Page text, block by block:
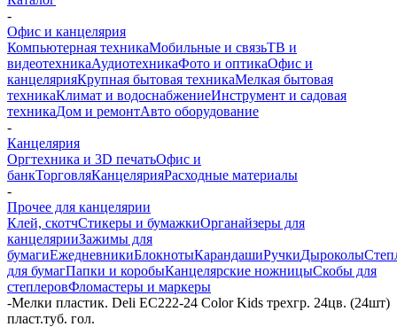
-
Офис и канцелярия
Компьютерная техникаМобильные и связьТВ и
видеотехникаАудиотехникаФото и оптикаОфис и
канцелярияКрупная бытовая техникаМелкая бытовая
техникаКлимат и водоснабжениеИнструмент и садовая
техникаДом и ремонтАвто оборудование
-
Канцелярия
Оргтехника и 3D печатьОфис и
банкТорговляКанцелярияРасходные материалы
-
Прочее для канцелярии
Клей, скотчСтикеры и бумажкиОрганайзеры для
канцелярииЗажимы для
бумагиЕжедневникиБлокнотыКарандашиРучкиДыроколы
для бумагПапки и коробыКанцелярские ножницыСкобы для
степлеровФломастеры и маркеры
-Мелки пластик. Deli EC222-24 Color Kids трехгр. 24цв. (24шт)
пласт.туб. гол.